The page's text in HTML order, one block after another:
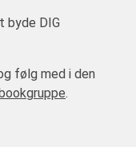
byde DIG
følg med i den
.